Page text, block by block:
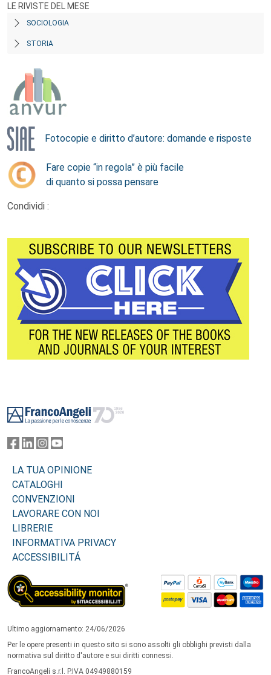
LE RIVISTE DEL MESE
SOCIOLOGIA
STORIA
Fotocopie e diritto d’autore: domande e risposte
Fare copie “in regola” è più facile
di quanto si possa pensare
Condividi :
LA TUA OPINIONE
CATALOGHI
CONVENZIONI
LAVORARE CON NOI
LIBRERIE
INFORMATIVA PRIVACY
ACCESSIBILITÁ
Ultimo aggiornamento: 24/06/2026
Per le opere presenti in questo sito si sono assolti gli obblighi previsti dalla
normativa sul diritto d'autore e sui diritti connessi.
FrancoAngeli s.r.l. P.IVA 04949880159